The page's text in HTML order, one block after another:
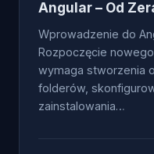
Angular – Od
Wprowadzenie do
Rozpoczęcie
wymaga stworzenia
folderów,
zainstalowania…